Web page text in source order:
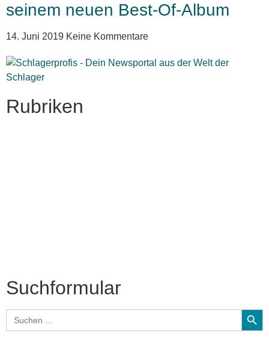
seinem neuen Best-Of-Album
14. Juni 2019 Keine Kommentare
Rubriken
Suchformular
Search
for: